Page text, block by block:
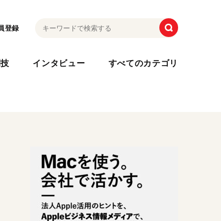
登録
インタビュー すべてのカテゴリ